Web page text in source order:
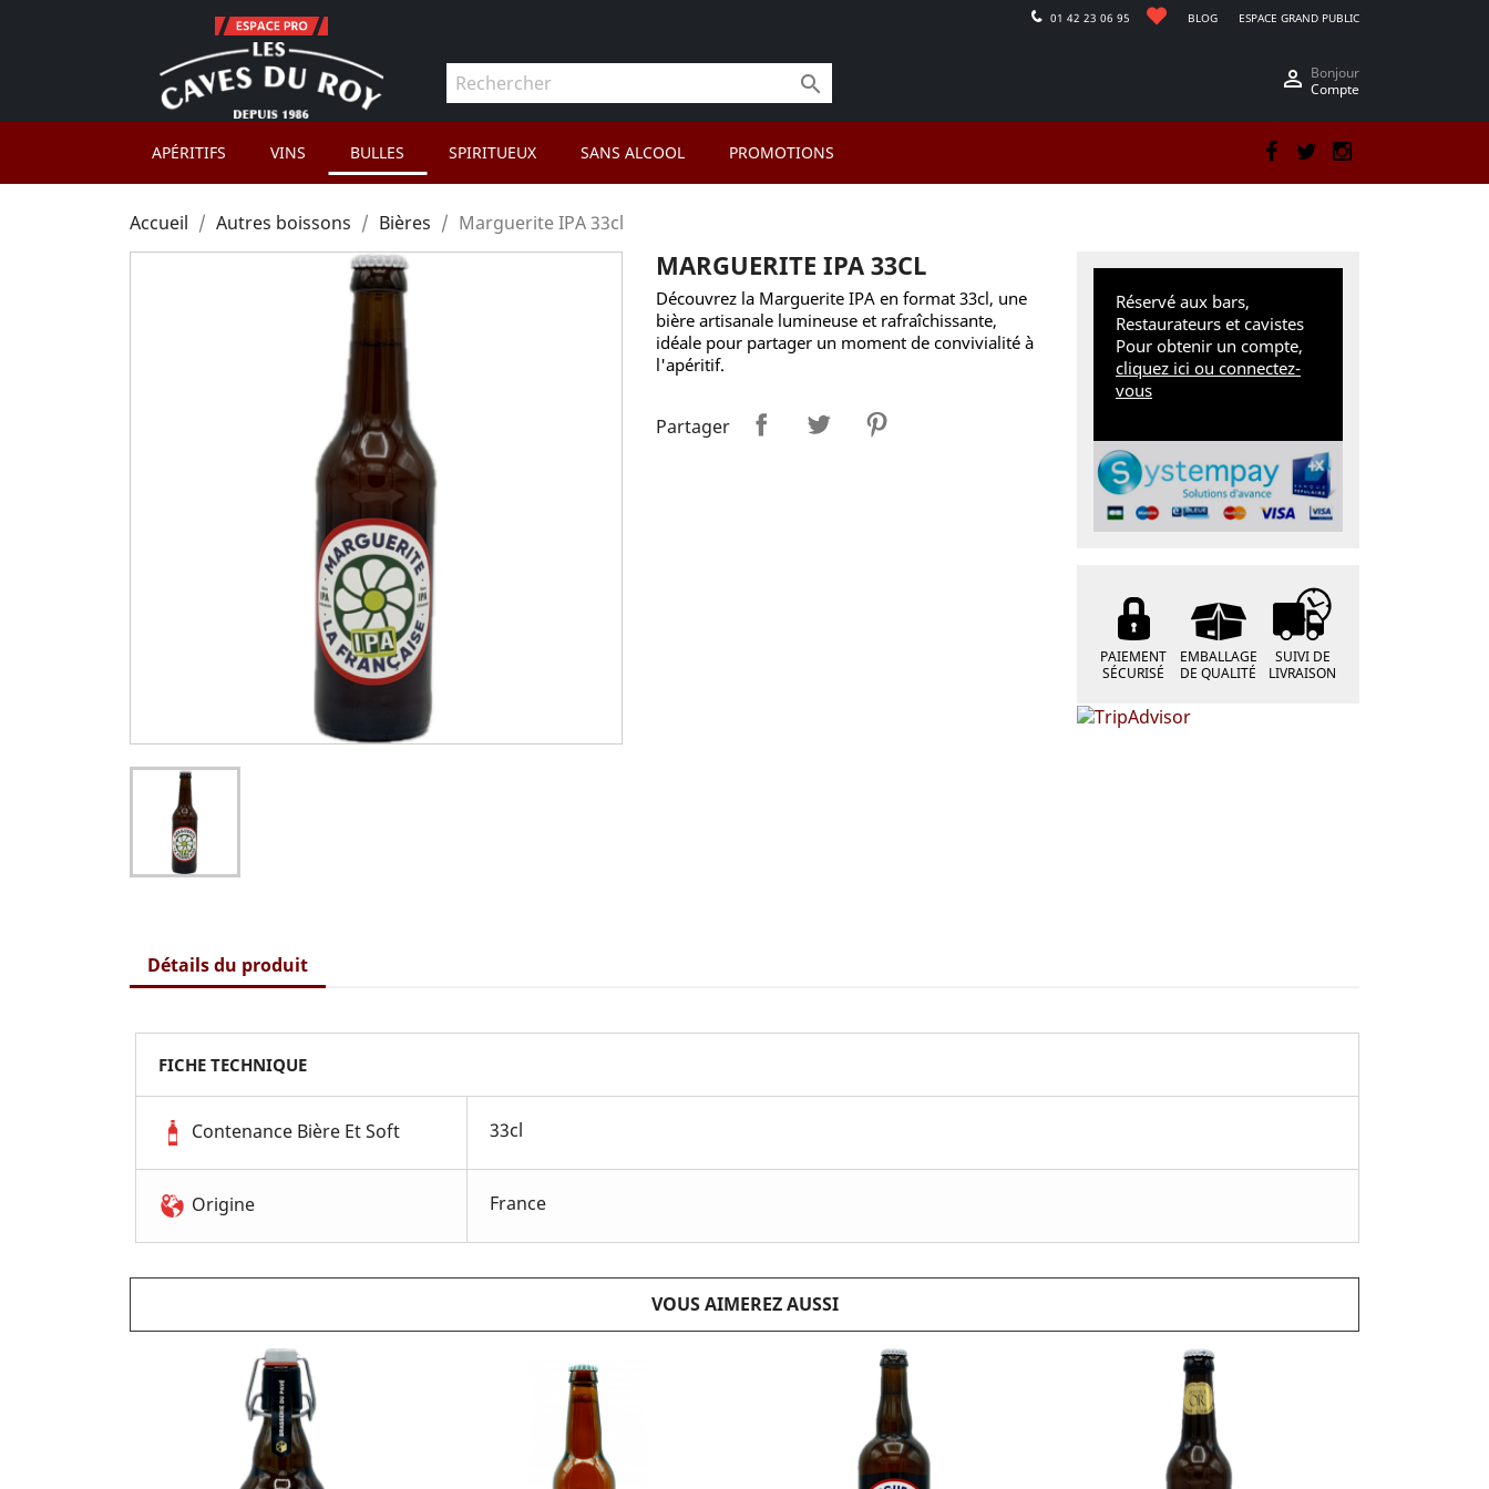
BLOG ESPACE GRAND PUBLIC
01 42 23 06 95
  Bonjour
Compte
APÉRITIFS VINS BULLES SPIRITUEUX SANS ALCOOL PROMOTIONS Facebook
Accueil Autres boissons Bières Marguerite IPA 33cl
MARGUERITE IPA 33CL
Découvrez la Marguerite IPA en format 33cl, une
bière artisanale lumineuse et rafraîchissante,
idéale pour partager un moment de convivialité à
l'apéritif.
Partager
Réservé aux bars,
Restaurateurs et cavistes
Pour obtenir un compte,
cliquez ici ou connectez-
vous
PAIEMENT
SÉCURISÉ
EMBALLAGE
DE QUALITÉ
SUIVI DE
LIVRAISON
Détails du produit
FICHE TECHNIQUE
Contenance Bière Et Soft 33cl
Origine France
VOUS AIMEREZ AUSSI